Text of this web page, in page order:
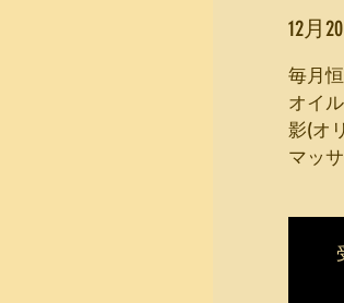
12月
毎月
オイ
影(オ
マッ